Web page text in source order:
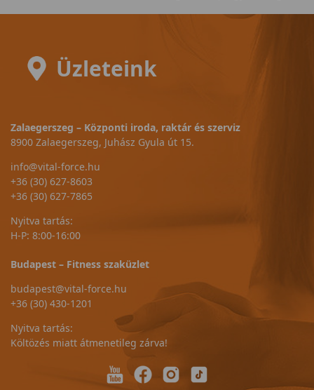
Üzleteink
Zalaegerszeg – Központi iroda, raktár és szerviz
8900 Zalaegerszeg, Juhász Gyula út 15.
info@vital-force.hu
+36 (30) 627-8603
+36 (30) 627-7865
Nyitva tartás:
H-P: 8:00-16:00
Budapest – Fitness szaküzlet
budapest@vital-force.hu
+36 (30) 430-1201
Nyitva tartás:
Költözés miatt átmenetileg zárva!